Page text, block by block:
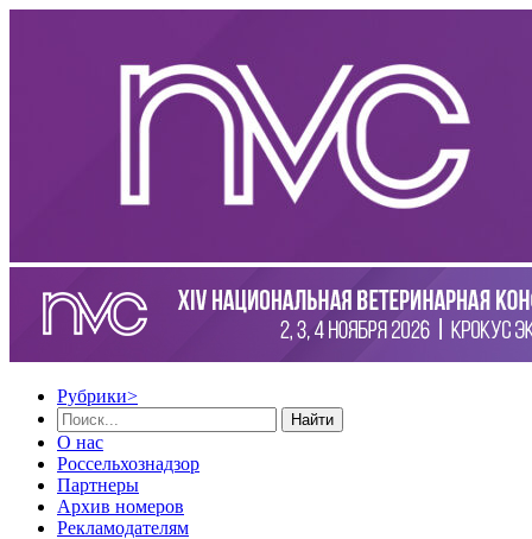
Рубрики>
Найти
О нас
Россельхознадзор
Партнеры
Архив номеров
Рекламодателям